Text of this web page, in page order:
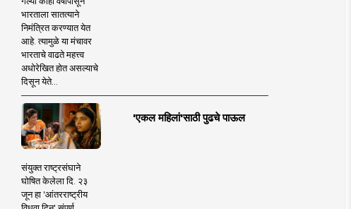
भारताला सातत्याने
निमंत्रित करण्यात येत
आहे. त्यामुळे या मंचावर
भारताचे वाढते महत्त्व
अधोरेखित होत असल्याचे
दिसून येते...
'एकल महिलां'साठी पुढचे पाऊल
संयुक्त राष्ट्रसंघाने
घोषित केलेला दि. २३
जून हा 'आंतरराष्ट्रीय